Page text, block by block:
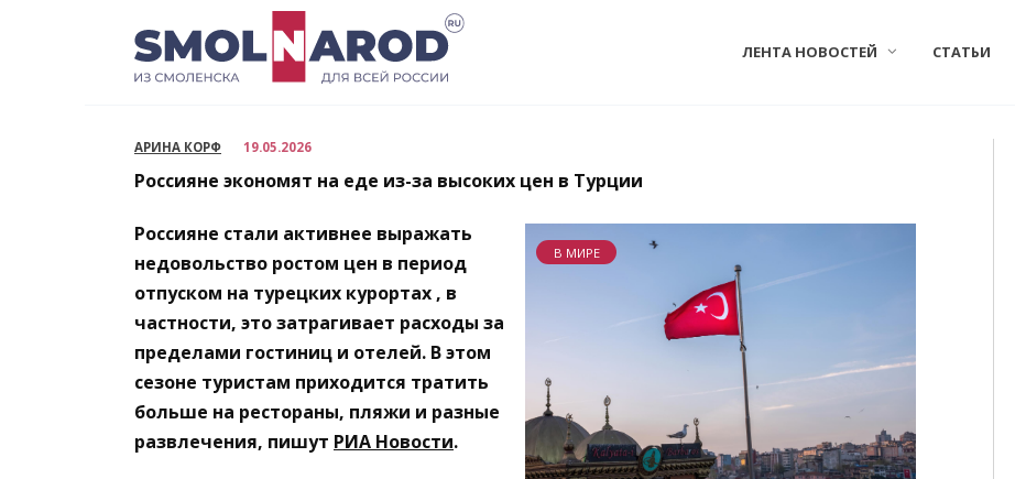
ЛЕНТА НОВОСТЕЙ СТАТЬИ
АРИНА КОРФ 19.05.2026
Россияне экономят на еде из-за высоких цен в Турции
В МИРЕ
Россияне стали активнее выражать
недовольство ростом цен в период
отпуском на турецких курортах , в
частности, это затрагивает расходы за
пределами гостиниц и отелей. В этом
сезоне туристам приходится тратить
больше на рестораны, пляжи и разные
развлечения, пишут РИА Новости.